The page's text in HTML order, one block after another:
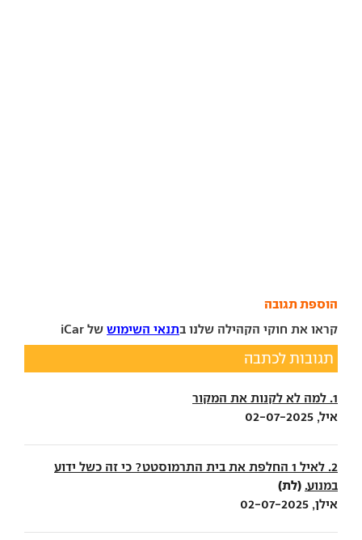
הוספת תגובה
קראו את חוקי הקהילה שלנו בתנאי השימוש של iCar
תגובות לכתבה
1. למה לא לקנות את המקור
איל, 02-07-2025
2. לאיל 1 החלפת את בית התרמוסטט? כי זה כשל ידוע
במנוע. (לת)
אילן, 02-07-2025